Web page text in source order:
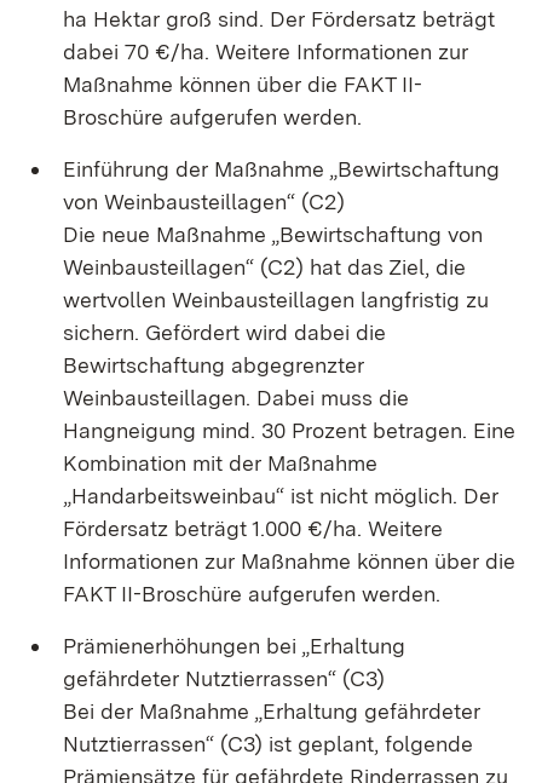
ha Hektar groß sind. Der Fördersatz beträgt
dabei 70 €/ha. Weitere Informationen zur
Maßnahme können über die FAKT II-
Broschüre aufgerufen werden.
Einführung der Maßnahme „Bewirtschaftung
von Weinbausteillagen“ (C2)
Die neue Maßnahme „Bewirtschaftung von
Weinbausteillagen“ (C2) hat das Ziel, die
wertvollen Weinbausteillagen langfristig zu
sichern. Gefördert wird dabei die
Bewirtschaftung abgegrenzter
Weinbausteillagen. Dabei muss die
Hangneigung mind. 30 Prozent betragen. Eine
Kombination mit der Maßnahme
„Handarbeitsweinbau“ ist nicht möglich. Der
Fördersatz beträgt 1.000 €/ha. Weitere
Informationen zur Maßnahme können über die
FAKT II-Broschüre aufgerufen werden.
Prämienerhöhungen bei „Erhaltung
gefährdeter Nutztierrassen“ (C3)
Bei der Maßnahme „Erhaltung gefährdeter
Nutztierrassen“ (C3) ist geplant, folgende
Prämiensätze für gefährdete Rinderrassen zu